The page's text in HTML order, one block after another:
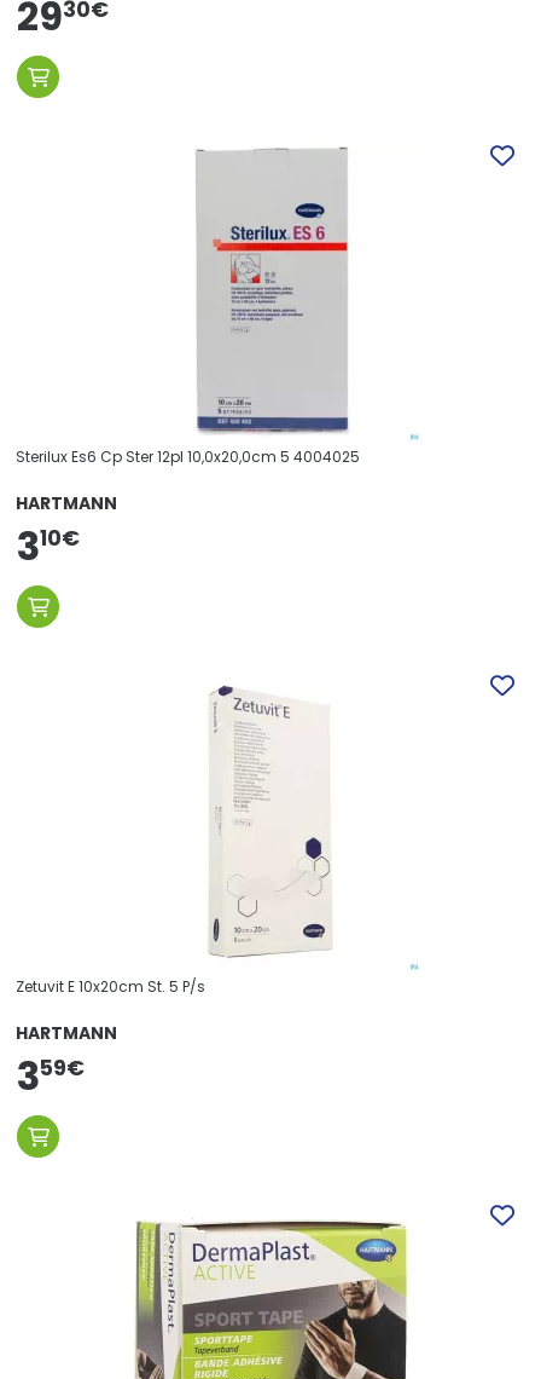
2930€
Sterilux Es6 Cp Ster 12pl 10,0x20,0cm 5 4004025
HARTMANN
310€
Zetuvit E 10x20cm St. 5 P/s
HARTMANN
359€